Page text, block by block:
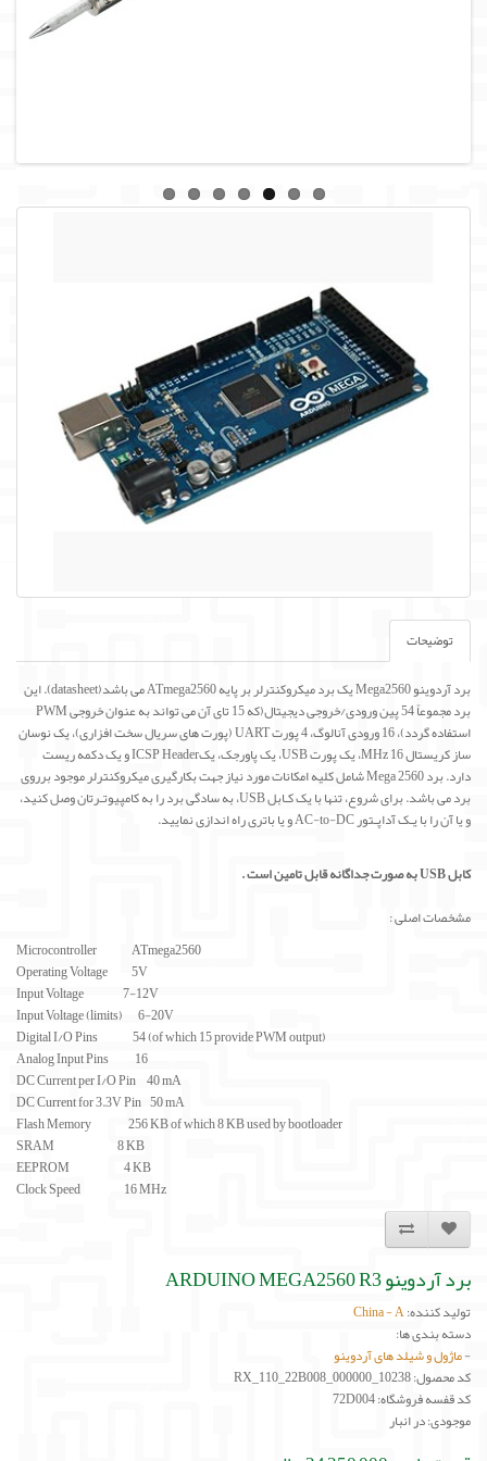
توضیحات
برد آردوینو Mega2560 یک برد میکروکنترلر بر پایه ATmega2560 می باشد(datasheet). این
برد مجموعاً 54 پین ورودی/خروجی دیجیتال(که 15 تای آن می تواند به عنوان خروجی PWM
استفاده گردد)، 16 ورودی آنالوگ، 4 پورت UART (پورت های سریال سخت افزاری)، یک نوسان
ساز کریستال MHz 16، یک پورت USB، یک پاورجک، یکICSP Header و یک دکمه ریست
دارد. برد Mega 2560 شامل کلیه امکانات مورد نیاز جهت بکارگیری میکروکنترلر موجود برروی
برد می باشد. برای شروع، تنها با یک کـابل USB، به سادگی برد را به کامپیوتـرتان وصل کنید،
و یا آن را با یـک آداپـتور AC-to-DC و یا باتری راه اندازی نمایید.
کابل USB به صورت جداگانه قابل تامین است .
مشخصات اصلی :
Microcontroller ATmega2560
Operating Voltage 5V
Input Voltage 7-12V
Input Voltage (limits) 6-20V
Digital I/O Pins 54 (of which 15 provide PWM output)
Analog Input Pins 16
DC Current per I/O Pin 40 mA
DC Current for 3.3V Pin 50 mA
Flash Memory 256 KB of which 8 KB used by bootloader
SRAM 8 KB
EEPROM 4 KB
Clock Speed 16 MHz
برد آردوینو ARDUINO MEGA2560 R3
تولید کننده:China - A
دسته بندی ها:
-ماژول و شیلد های آردوینو
کد محصول: RX_110_22B008_000000_10238
کد قفسه فروشگاه: 72D004
موجودی: در انبار